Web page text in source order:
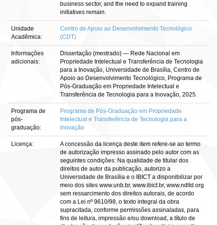
business sector, and the need to expand training
initiatives remain.
Unidade
Acadêmica:
Centro de Apoio ao Desenvolvimento Tecnológico
(CDT)
Informações
adicionais:
Dissertação (mestrado) — Rede Nacional em
Propriedade Intelectual e Transferência de Tecnologia
para a Inovação, Universidade de Brasília, Centro de
Apoio ao Desenvolvimento Tecnológico, Programa de
Pós-Graduação em Propriedade Intelectual e
Transferência de Tecnologia para a Inovação, 2025.
Programa de
pós-
graduação:
Programa de Pós-Graduação em Propriedade
Intelectual e Transferência de Tecnologia para a
Inovação
Licença:
A concessão da licença deste item refere-se ao termo
de autorização impresso assinado pelo autor com as
seguintes condições: Na qualidade de titular dos
direitos de autor da publicação, autorizo a
Universidade de Brasília e o IBICT a disponibilizar por
meio dos sites www.unb.br, www.ibict.br, www.ndltd.org
sem ressarcimento dos direitos autorais, de acordo
com a Lei nº 9610/98, o texto integral da obra
supracitada, conforme permissões assinaladas, para
fins de leitura, impressão e/ou download, a título de